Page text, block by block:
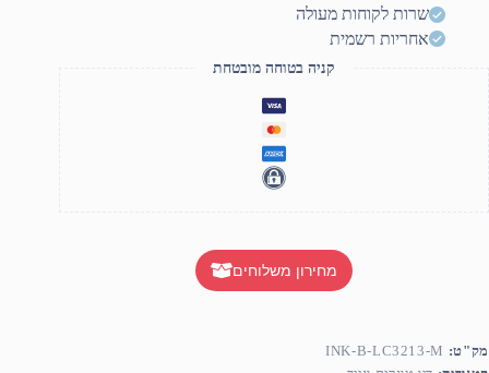
שרות לקוחות מעולה
אחריות רשמית
קניה בטוחה מובטחת
מחירון משלוחים
מק"ט: INK-B-LC3213-M